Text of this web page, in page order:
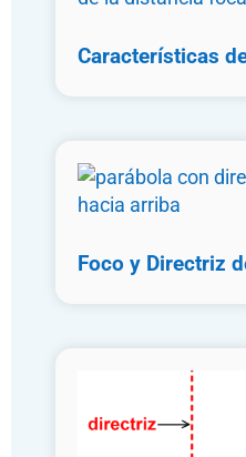
Características
Foco y Directriz